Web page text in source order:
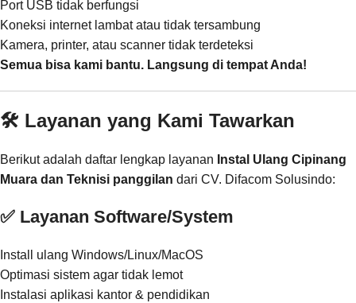
Port USB tidak berfungsi
Koneksi internet lambat atau tidak tersambung
Kamera, printer, atau scanner tidak terdeteksi
Semua bisa kami bantu. Langsung di tempat Anda!
🛠️ Layanan yang Kami Tawarkan
Berikut adalah daftar lengkap layanan Instal Ulang Cipinang
Muara dan Teknisi panggilan dari CV. Difacom Solusindo:
✅ Layanan Software/System
Install ulang Windows/Linux/MacOS
Optimasi sistem agar tidak lemot
Instalasi aplikasi kantor & pendidikan